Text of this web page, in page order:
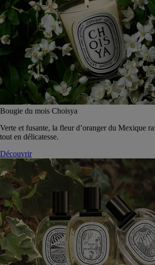
Bougie du mois Choisya
Verte et fusante, la fleur d’oranger du Mexique
tout en délicatesse.
Découvrir